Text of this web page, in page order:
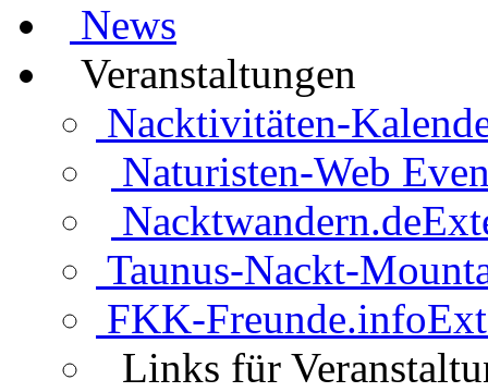
News
Veranstaltungen
Nacktivitäten-
Naturisten-Web
Nacktwandern.de
Taunus-Nackt-
FKK-Freunde.info
Links für